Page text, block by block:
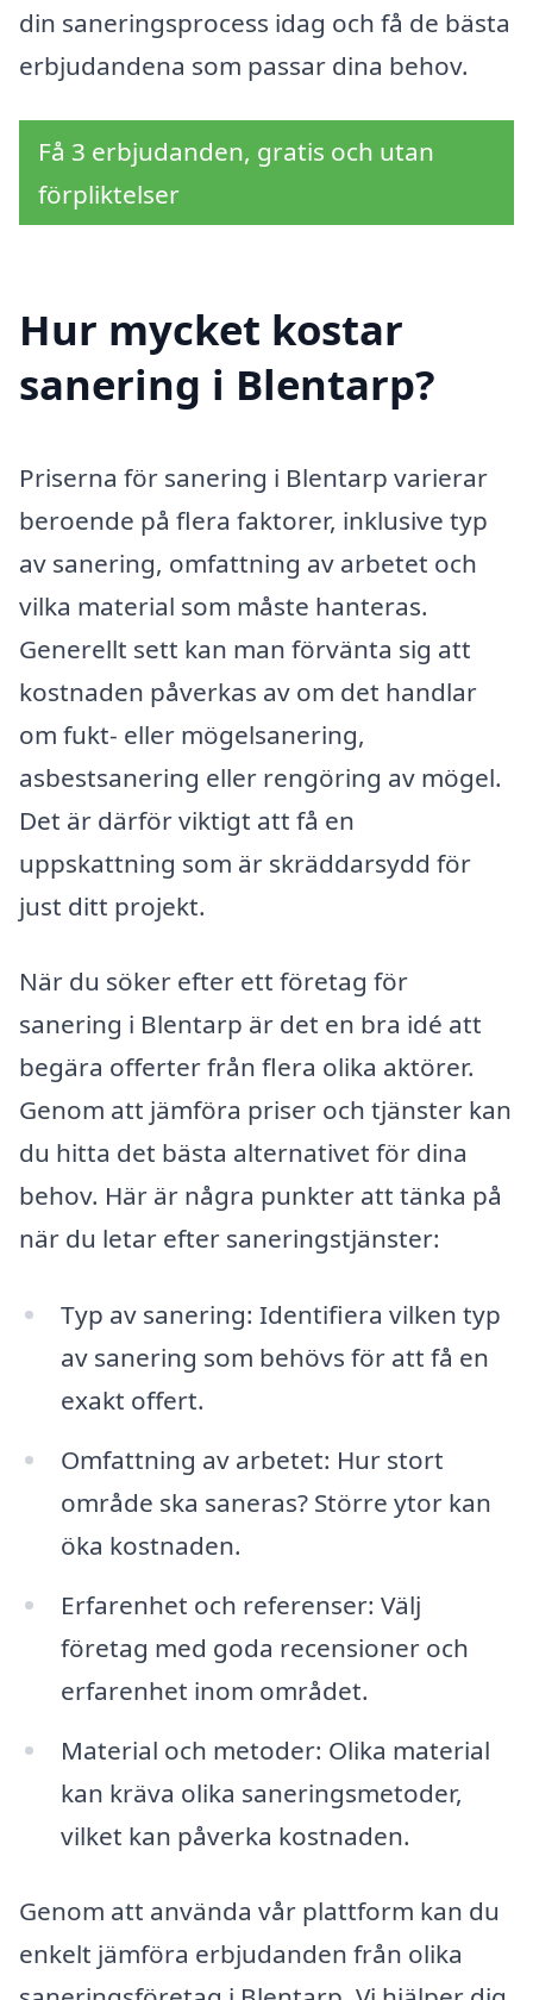
din saneringsprocess idag och få de bästa
erbjudandena som passar dina behov.
Få 3 erbjudanden, gratis och utan
förpliktelser
Hur mycket kostar
sanering i Blentarp?
Priserna för sanering i Blentarp varierar
beroende på flera faktorer, inklusive typ
av sanering, omfattning av arbetet och
vilka material som måste hanteras.
Generellt sett kan man förvänta sig att
kostnaden påverkas av om det handlar
om fukt- eller mögelsanering,
asbestsanering eller rengöring av mögel.
Det är därför viktigt att få en
uppskattning som är skräddarsydd för
just ditt projekt.
När du söker efter ett företag för
sanering i Blentarp är det en bra idé att
begära offerter från flera olika aktörer.
Genom att jämföra priser och tjänster kan
du hitta det bästa alternativet för dina
behov. Här är några punkter att tänka på
när du letar efter saneringstjänster:
Typ av sanering: Identifiera vilken typ
av sanering som behövs för att få en
exakt offert.
Omfattning av arbetet: Hur stort
område ska saneras? Större ytor kan
öka kostnaden.
Erfarenhet och referenser: Välj
företag med goda recensioner och
erfarenhet inom området.
Material och metoder: Olika material
kan kräva olika saneringsmetoder,
vilket kan påverka kostnaden.
Genom att använda vår plattform kan du
enkelt jämföra erbjudanden från olika